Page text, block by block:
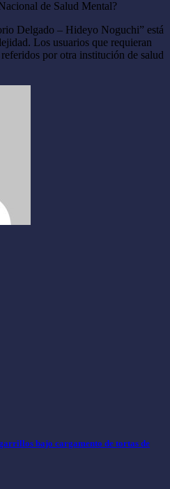
de Salud Mental?
Delgado – Hideyo Noguchi” está
Los usuarios que requieran
por otra institución de salud
bajo cargamento de tortas de